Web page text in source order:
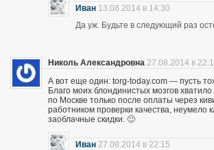
Иван 13.08.2014 в 14:30
Да уж. Будьте в следующий раз
Николь Александровна 27.08.2014 в
А вот еще один: torg-today.com — пусть
Благо моих блондинистых мозгов
по Москве только после оплаты через
работником проверки качества, неумело
заоблачные скидки. 🙂
Иван 27.08.2014 в 22:15